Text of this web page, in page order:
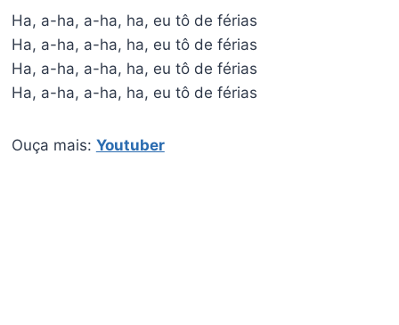
Ha, a-ha, a-ha, ha, eu tô de férias
Ha, a-ha, a-ha, ha, eu tô de férias
Ha, a-ha, a-ha, ha, eu tô de férias
Ha, a-ha, a-ha, ha, eu tô de férias
Ouça mais: Youtuber